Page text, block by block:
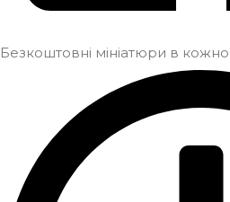
Безкоштовні мініатюри в